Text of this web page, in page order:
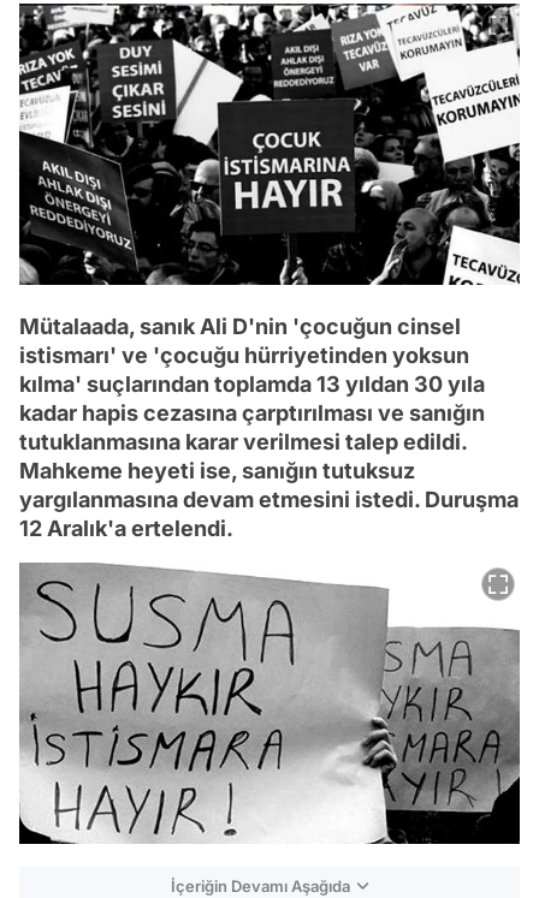
Mütalaada, sanık Ali D'nin 'çocuğun cinsel
istismarı' ve 'çocuğu hürriyetinden yoksun
kılma' suçlarından toplamda 13 yıldan 30 yıla
kadar hapis cezasına çarptırılması ve sanığın
tutuklanmasına karar verilmesi talep edildi.
Mahkeme heyeti ise, sanığın tutuksuz
yargılanmasına devam etmesini istedi. Duruşma
12 Aralık'a ertelendi.
İçeriğin Devamı Aşağıda